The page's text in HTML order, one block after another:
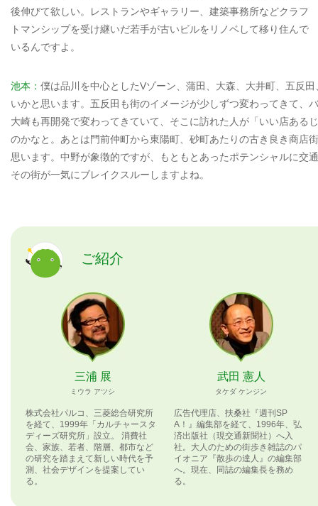
後伸びて欲しい。レストランやギャラリー、建築事務所などクラフ
トマンシップを受け継いだ若手が古いビルをリノベして移り住んで
いるんですよ。
池本： 僕は品川を中心としたVゾーン、蒲田、大森、大井町、五反
いかと思います。五反田も街のイメージが少しずつ変わってきて、
大崎も再開発で変わってきていて、そこに訪れた人が「いい店ある
のかなと。あとは門前仲町から東陽町、砂町あたりの古き良き商店
思います。中野が象徴的ですが、もともとあったポテンシャルに交
その街が一気にブレイクスルーしますよね。
ご紹介
三浦 展
ミウラ アツシ
株式会社パルコ、三菱総合研究所
を経て、1999年「カルチャースタ
ディーズ研究所」設立。 消費社
会、家族、若者、階層、都市など
の研究を踏まえて新しい時代を予
測、社会デザインを提案してい
る。
武田 憲人
タケダ ケンジン
広告代理店、扶桑社『週刊SP
A！』編集部を経て、1996年、弘
済出版社（現交通新聞社）へ入
社。大人のための街歩き雑誌のパ
イオニア『散歩の達人』の編集部
へ。現在、同誌の編集長を務め
る。